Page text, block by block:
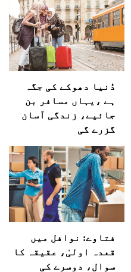
دُنیا دھوکے کی جگہ
ہے ،یہاں مسافر بن
جائیے، زندگی آسان
گزرے گی
فتاوے: نوافل میں
قعدہ اولیٰ، عقیقہ کا
سوال، دوسرے کی